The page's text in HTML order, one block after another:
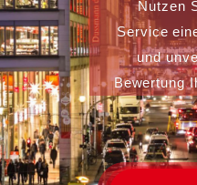
Nutzen
Service
und
Bewertung